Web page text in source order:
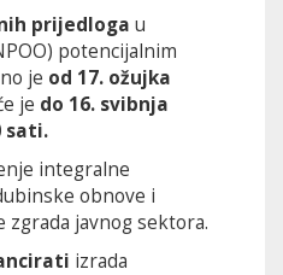
prijedloga u
potencijalnim
je od 17. ožujka
je do 16. svibnja
sati.
integralne
obnove i
javnog sektora.
izrada